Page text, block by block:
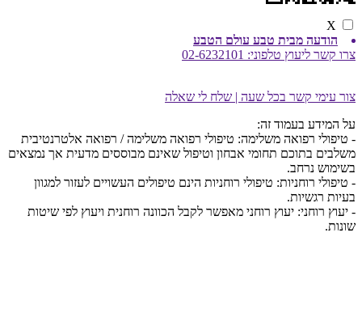
X
הודעה מבית טבע עולם הטבע
צרו קשר ליעוץ טלפוני: 02-6232101
צור עימי קשר בכל שעה | שלח לי שאלה
על המידע בעמוד זה:
- טיפולי רפואה משלימה: טיפולי רפואה משלימה / רפואה אלטרנטיבית
משלבים בתוכם תחומי אבחון וטיפול שאינם מבוססים מדעית אך נמצאים
בשימוש נרחב.
- טיפולי רוחניות: טיפולי רוחניות הינם טיפולים העשויים לעזור למגוון
בעיות רגשיות.
- יעוץ רוחני: יעוץ רוחני מאפשר לקבל הכוונה רוחנית ויעוץ לפי שיטות
שונות.